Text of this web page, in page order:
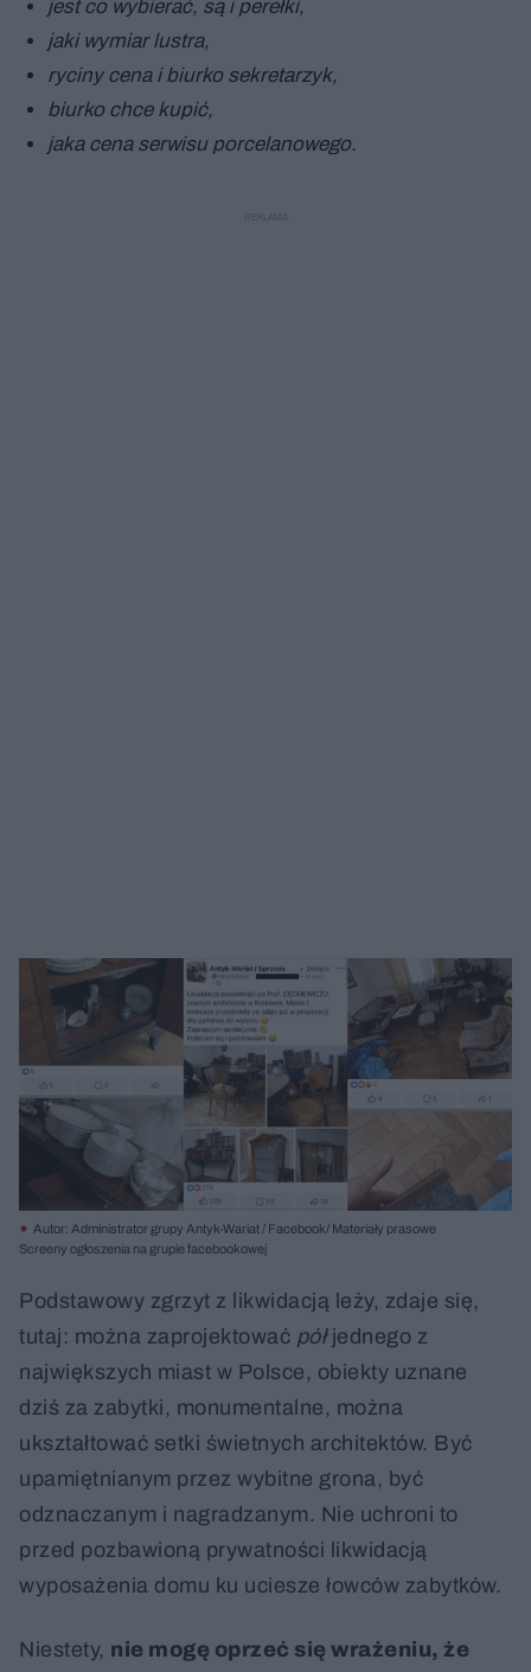
jest co wybierać, są i perełki,
jaki wymiar lustra,
ryciny cena i biurko sekretarzyk,
biurko chce kupić,
jaka cena serwisu porcelanowego.
Autor: Administrator grupy Antyk-Wariat / Facebook/ Materiały prasowe
Screeny ogłoszenia na grupie facebookowej
Podstawowy zgrzyt z likwidacją leży, zdaje się,
tutaj: można zaprojektować półjednego z
największych miast w Polsce, obiekty uznane
dziś za zabytki, monumentalne, można
ukształtować setki świetnych architektów. Być
upamiętnianym przez wybitne grona, być
odznaczanym i nagradzanym. Nie uchroni to
przed pozbawioną prywatności likwidacją
wyposażenia domu ku uciesze łowców zabytków.
Niestety, nie mogę oprzeć się wrażeniu, że